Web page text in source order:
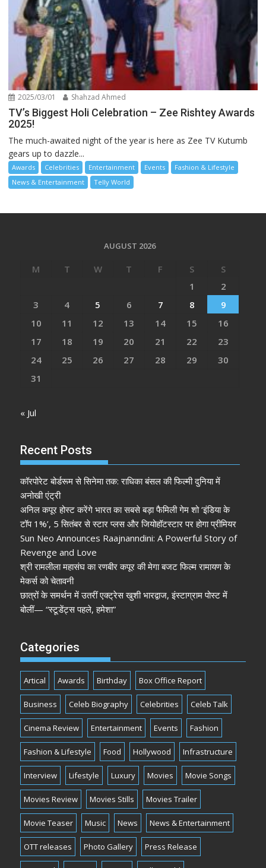
2025/03/01 Shahzad Ahmed
TV’s Biggest Holi Celebration – Zee Rishtey Awards
2025!
The much-awaited night of the year is here as Zee TV Kutumb
gears up to dazzle...
Awards Celebrities Entertainment Events
Fashion & Lifestyle
News & Entertainment
Telly World
AUGUST 2026
M T W T F S
S
1
2
3
4 5 6 7 8
9
10
11 12 13 14 15
16
17
18 19 20 21 22
23
24
25 26 27 28 29
30
31
« Jul
Recent Posts
कॉरपोरेट बोर्डरूम से सिनेमा तक: राधिका बंसल की फिल्मी दुनिया में
अनोखी एंट्री
अनिल कपूर होस्ट करेंगे भारत का सबसे बड़ा फैमिली गेम शो ‘इंडिया के
टॉप 1%’, 5 सितंबर से स्टार प्लस और जियोहॉटस्टार पर होगा प्रीमियर
Sun Neo Announces Raajnanndini: A Powerful Story of
Revenge and Love
श्री रामलीला महासंघ का रणबीर कपूर की मेगा बजट फिल्म रामायण के
मेकर्स को चेतावनी
छात्रों के समर्थन में उतरीं एक्ट्रेस खुशी भारद्वाज, इंस्टाग्राम पोस्ट में
बोलीं— “स्टूडेंट्स पहले, हमेशा”
Categories
Artical Awards Birthday Box Office Report
Business Celeb Biography Celebrities Celeb Talk
Cinema Review Entertainment Events Fashion
Fashion & Lifestyle Food Hollywood Infrastructure
Interview Lifestyle Luxury Movies Movie Songs
Movies Review Movies Stills Movies Trailer
Movie Teaser Music News News & Entertainment
OTT releases Photo Gallery Press Release